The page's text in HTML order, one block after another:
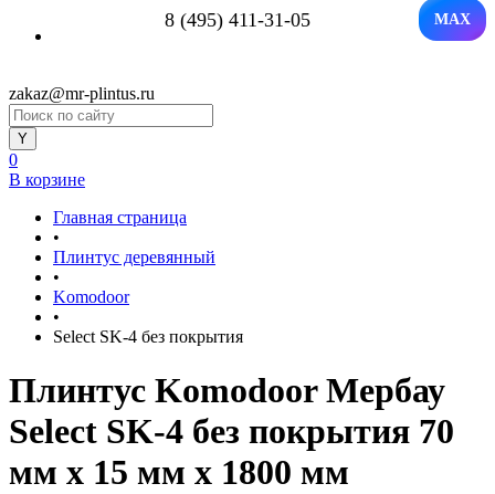
8 (495) 411-31-05 MAX
zakaz@mr-plintus.ru
0
В корзине
Главная страница
•
Плинтус деревянный
•
Komodoor
•
Select SK-4 без покрытия
Плинтус Komodoor Мербау
Select SK-4 без покрытия 70
мм х 15 мм х 1800 мм